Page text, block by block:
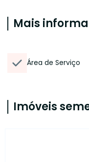
Mais
Área de Serviço
Imóveis